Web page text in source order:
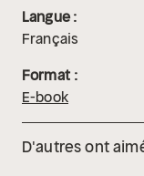
Langue :
Français
Format :
E-book
D'autres ont